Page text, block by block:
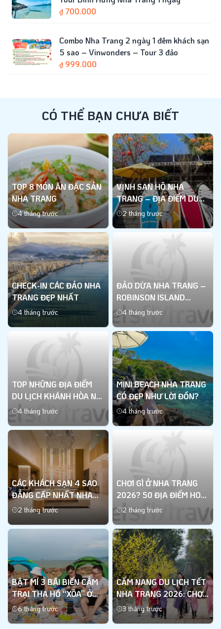
₫ 700.000
Combo Nha Trang 2 ngày 1 đêm khách sạn
5 sao – Vinwonders – Tour 3 đảo
₫ 999.000
CÓ THỂ BẠN CHƯA BIẾT
TOP 8 MÓN ĂN ĐẶC SẢN
NHA TRANG
4 tháng trước
Xem thêm
VỊNH SAN HÔ NHA
TRANG – ĐỊA ĐIỂM DU
LỊCH BIỂN ĐỘC ĐÁO
2 tháng trước
Xem thêm
CHECK-IN CÁC ĐẢO NHA
TRANG ĐẸP NHẤT
4 tháng trước
Xem thêm
ĐẢO DỪA NHA TRANG –
ROBINSON ISLAND
TUYỆT ĐẸP
4 tháng trước
Xem thêm
TOP NHỮNG ĐỊA ĐIỂM
DU LỊCH KHÁNH HÒA NỔI
TIẾNG NHẤT
4 tháng trước
Xem thêm
MINI BEACH NHA TRANG
CÓ ĐẸP NHƯ LỜI ĐỒN?
4 tháng trước
Xem thêm
CÁC KHÁCH SẠN 4 SAO
ĐẲNG CẤP NHẤT NHA
TRANG
2 tháng trước
Xem thêm
CHƠI GÌ Ở NHA TRANG
2026? 50 ĐỊA ĐIỂM HOT
BẠN BIẾT CHƯA?
2 tháng trước
Xem thêm
BẬT MÍ 3 BÃI BIỂN CẮM
TRẠI THA HỒ “XÕA” Ở
NHA TRANG
6 tháng trước
Xem thêm
CẨM NANG DU LỊCH TẾT
NHA TRANG 2026: CHƠI
GÌ? ĂN GÌ? Ở ĐÂU?
3 tháng trước
Xem thêm